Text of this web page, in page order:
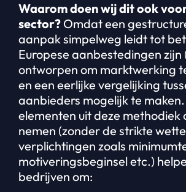
Waarom doen wij dit ook
sector? Omdat een
aanpak simpelweg leidt tot
Europese aanbestedingen zijn
ontworpen om marktwerking
en een eerlijke vergelijking
aanbieders mogelijk te
elementen uit deze methodiek
nemen (zonder de strikte
verplichtingen zoals
motiveringsbeginsel etc.)
bedrijven om: